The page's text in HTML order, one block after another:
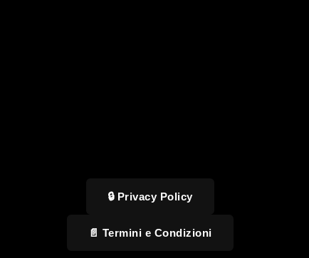
🔒 Privacy Policy
📄 Termini e Condizioni